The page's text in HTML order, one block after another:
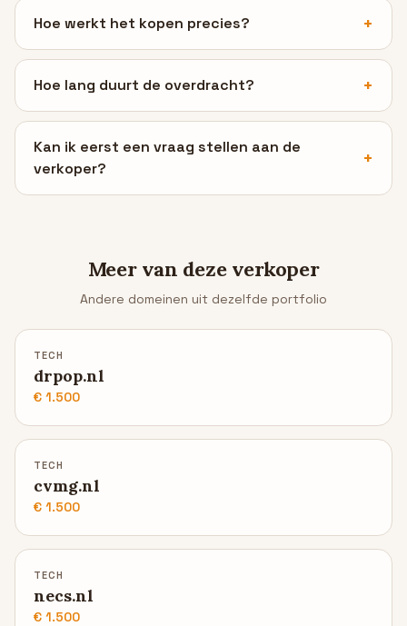
Hoe werkt het kopen precies?
Hoe lang duurt de overdracht?
Kan ik eerst een vraag stellen aan de
verkoper?
Meer van deze verkoper
Andere domeinen uit dezelfde portfolio
TECH
drpop.nl
€ 1.500
TECH
cvmg.nl
€ 1.500
TECH
necs.nl
€ 1.500